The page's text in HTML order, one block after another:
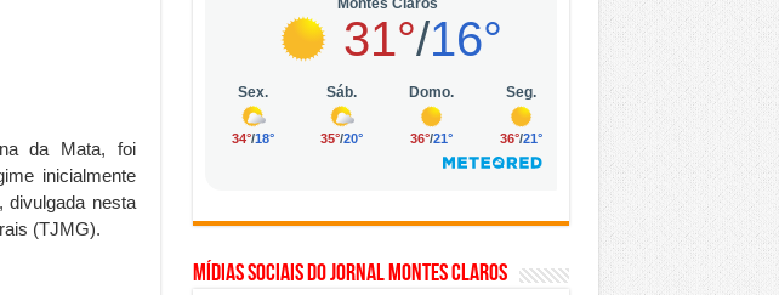
a faturarem mais de R$ 10 mil no digital
a seu favor
de lucro seguro com solar, eólica e hidrogênio verde
ideal para seu imóvel
ruídos no mercado
da Mata, foi
inicialmente
divulgada nesta
(TJMG).
Mídias Sociais do Jornal Montes Claros